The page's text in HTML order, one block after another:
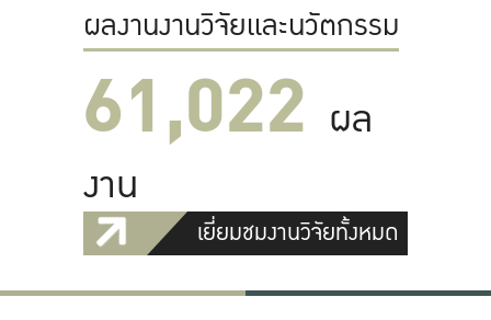
ผลงานงานวิจัยและนวัตกรรม
61,022 ผล
งาน
เยี่ยมชมงานวิจัยทั้งหมด